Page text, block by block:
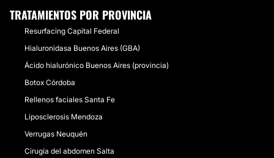
TRATAMIENTOS POR PROVINCIA
Resurfacing Capital Federal
Hialuronidasa Buenos Aires (GBA)
Ácido hialurónico Buenos Aires (provincia)
Botox Córdoba
Rellenos faciales Santa Fe
Liposclerosis Mendoza
Verrugas Neuquén
Cirugía del abdomen Salta